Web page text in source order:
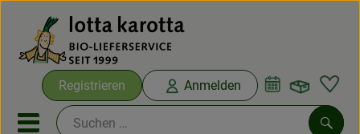
Registrieren Anmelden